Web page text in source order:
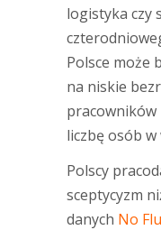
logistyka czy
Polsce może
na niskie
pracowników
liczbę osób
Polscy
sceptycyzm
danych No